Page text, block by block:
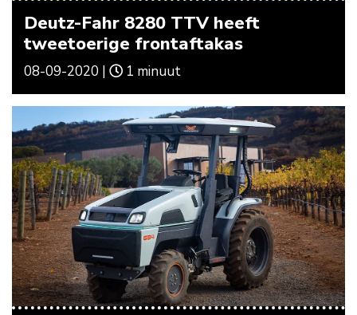
Deutz-Fahr 8280 TTV heeft
tweetoerige frontaftakas
08-09-2020 | 1 minuut